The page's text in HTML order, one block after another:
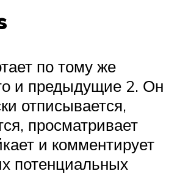
по тому же
и предыдущие 2. Он
отписывается,
просматривает
и комментирует
потенциальных